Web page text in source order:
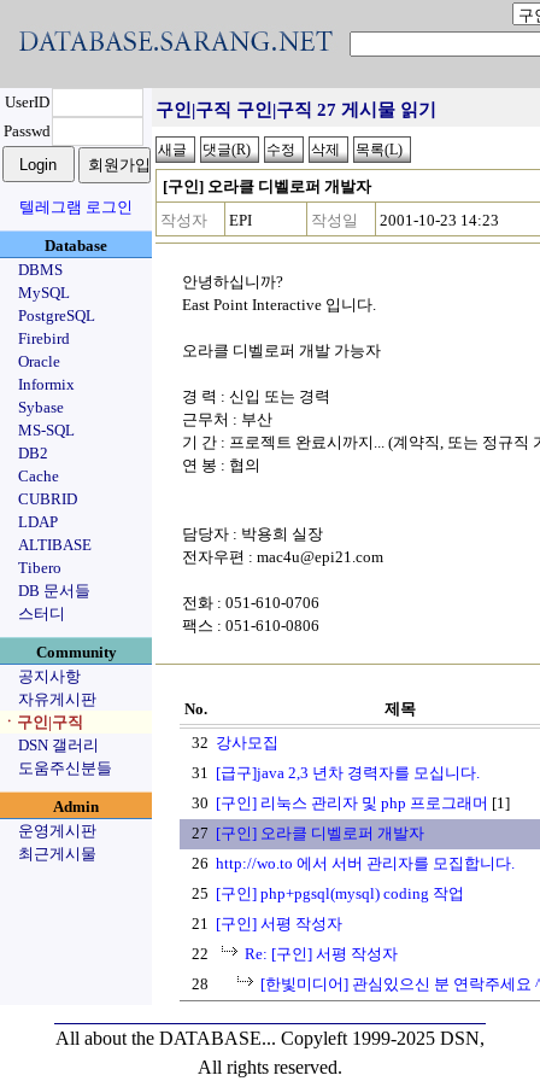
UserID
Passwd
텔레그램 로그인
Database
DBMS
MySQL
PostgreSQL
Firebird
Oracle
Informix
Sybase
MS-SQL
DB2
Cache
CUBRID
LDAP
ALTIBASE
Tibero
DB 문서들
스터디
Community
공지사항
자유게시판
ㆍ구인|구직
DSN 갤러리
도움주신분들
Admin
운영게시판
최근게시물
구인|구직 구인|구직 27 게시물 읽기
[구인] 오라클 디벨로퍼 개발자
작성자
EPI 작성일 2001-10-23 14:23
안녕하십니까?
East Point Interactive 입니다.
오라클 디벨로퍼 개발 가능자
경 력 : 신입 또는 경력
근무처 : 부산
기 간 : 프로젝트 완료시까지... (계약직, 또는 정규직
연 봉 : 협의
담당자 : 박용희 실장
전자우편 : mac4u@epi21.com
전화 : 051-610-0706
팩스 : 051-610-0806
No.
제목
32 강사모집
31 [급구]java 2,3 년차 경력자를 모십니다.
30 [구인] 리눅스 관리자 및 php 프로그래머 [1]
27 [구인] 오라클 디벨로퍼 개발자
26 http://wo.to 에서 서버 관리자를 모집합니다.
25 [구인] php+pgsql(mysql) coding 작업
21 [구인] 서평 작성자
22
Re: [구인] 서평 작성자
28
[한빛미디어] 관심있으신 분 연락주세요
All about the DATABASE... Copyleft 1999-2025 DSN,
All rights reserved.